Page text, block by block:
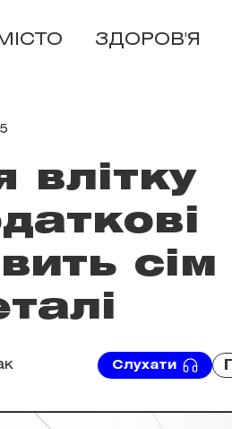
ЗДОРОВ'Я
влітку
сім
Слухати